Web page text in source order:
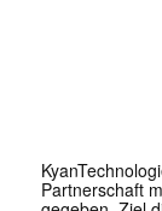
Partnerschaft